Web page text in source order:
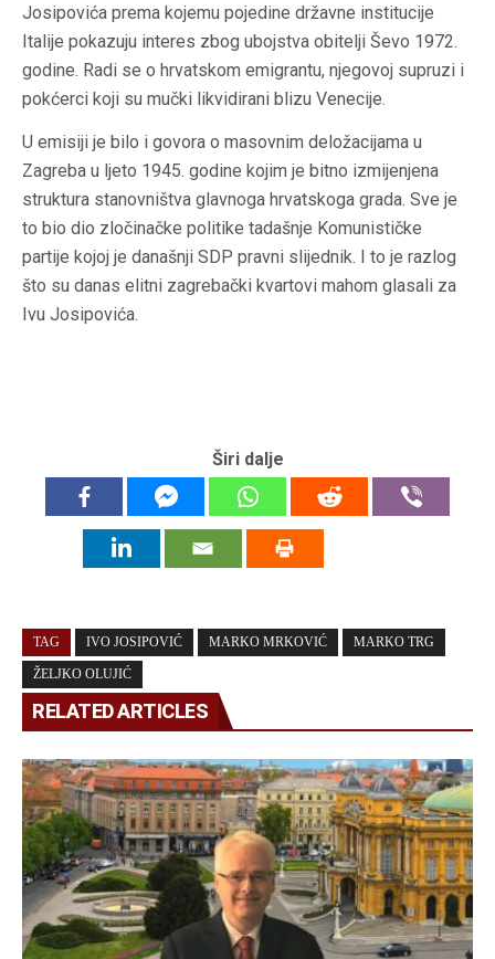
Josipovića prema kojemu pojedine državne institucije
Italije pokazuju interes zbog ubojstva obitelji Ševo 1972.
godine. Radi se o hrvatskom emigrantu, njegovoj supruzi i
pokćerci koji su mučki likvidirani blizu Venecije.
U emisiji je bilo i govora o masovnim deložacijama u
Zagreba u ljeto 1945. godine kojim je bitno izmijenjena
struktura stanovništva glavnoga hrvatskoga grada. Sve je
to bio dio zločinačke politike tadašnje Komunističke
partije kojoj je današnji SDP pravni slijednik. I to je razlog
što su danas elitni zagrebački kvartovi mahom glasali za
Ivu Josipovića.
Širi dalje
TAG IVO JOSIPOVIĆ MARKO MRKOVIĆ MARKO TRG
ŽELJKO OLUJIĆ
RELATED ARTICLES